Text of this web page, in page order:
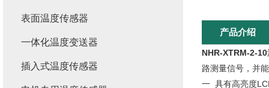
产品介绍
NHR-XTRM-2-10
路测量信号，并
一 具有高亮度
表面温度传感器
一体化温度变送器
插入式温度传感器